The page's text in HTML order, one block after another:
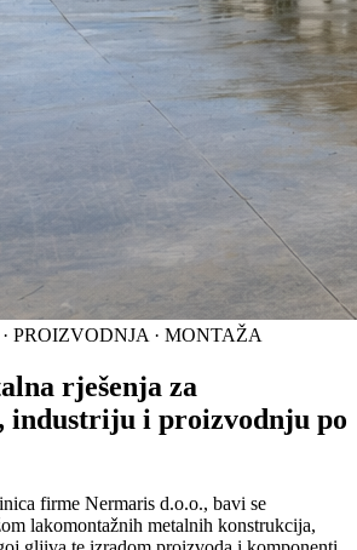
PROIZVODNJA · MONTAŽA
rješenja za
industriju i proizvodnju po
firme Nermaris d.o.o., bavi se
lakomontažnih metalnih konstrukcija,